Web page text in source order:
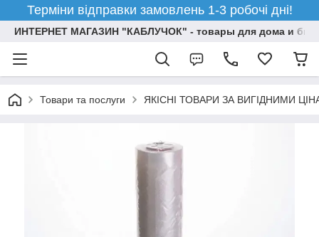
Терміни відправки замовлень 1-3 робочі дні!
ИНТЕРНЕТ МАГАЗИН "КАБЛУЧОК" - товары для дома и
Товари та послуги ЯКІСНІ ТОВАРИ ЗА ВИГІДНИМИ